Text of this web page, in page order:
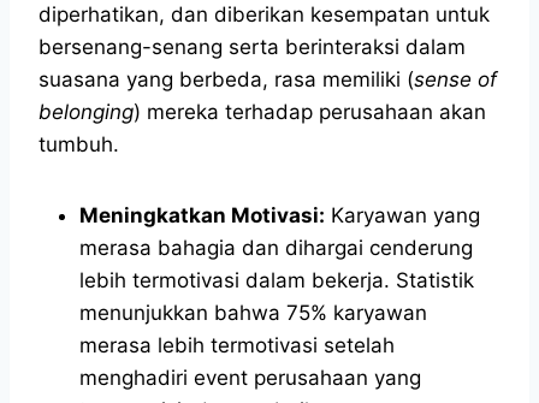
diperhatikan, dan diberikan kesempatan untuk
bersenang-senang serta berinteraksi dalam
suasana yang berbeda, rasa memiliki (sense of
belonging) mereka terhadap perusahaan akan
tumbuh.
Meningkatkan Motivasi: Karyawan yang
merasa bahagia dan dihargai cenderung
lebih termotivasi dalam bekerja. Statistik
menunjukkan bahwa 75% karyawan
merasa lebih termotivasi setelah
menghadiri event perusahaan yang